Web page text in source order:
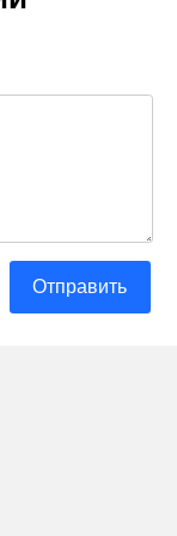
Отправить